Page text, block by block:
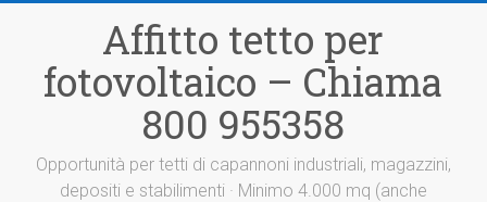
Affitto tetto per
fotovoltaico – Chiama
800 955358
Opportunità per tetti di capannoni industriali, magazzini,
depositi e stabilimenti · Minimo 4.000 mq (anche